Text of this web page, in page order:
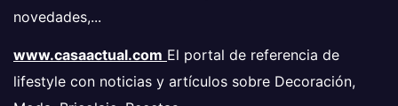
novedades,...
www.casaactual.com El portal de referencia de
lifestyle con noticias y artículos sobre Decoración,